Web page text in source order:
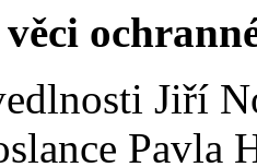
věci
Jiří
Pavla